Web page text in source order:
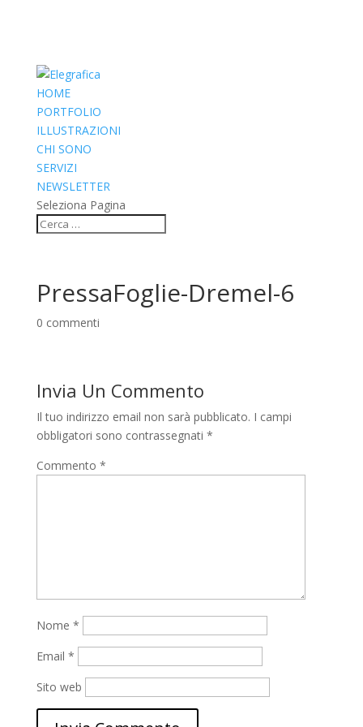
HOME
PORTFOLIO
ILLUSTRAZIONI
CHI SONO
SERVIZI
NEWSLETTER
Seleziona Pagina
PressaFoglie-Dremel-6
0 commenti
Invia Un Commento
Il tuo indirizzo email non sarà pubblicato. I campi
obbligatori sono contrassegnati *
Commento *
Nome *
Email *
Sito web